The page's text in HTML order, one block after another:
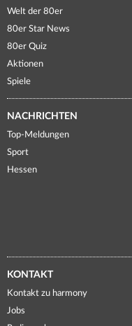
Welt der 80er
80er Star News
80er Quiz
Aktionen
Spiele
NACHRICHTEN
Top-Meldungen
Sport
Hessen
KONTAKT
Kontakt zu harmony
Jobs